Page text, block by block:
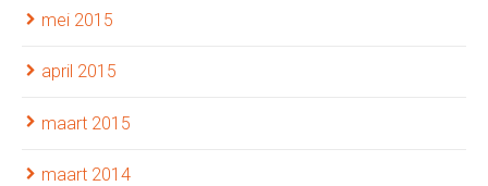
mei 2015
april 2015
maart 2015
maart 2014